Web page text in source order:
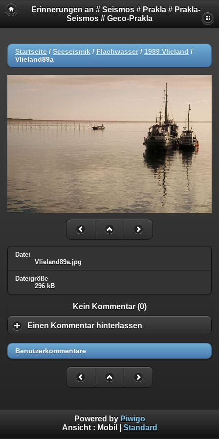
Erinnerungen an # Seismos # Prakla # Prakla-
Seismos # Geco-Prakla
Startseite / Seeseismik / Flachwasser/ 1989 Vlieland /
Vlieland89a
Datei
Vlieland89a.jpg
Dateigröße
296 kB
Kein Kommentar (0)
Einen Kommentar hinterlassen
Benutzerkommentare
Powered by Piwigo
Ansicht : Mobil Standard